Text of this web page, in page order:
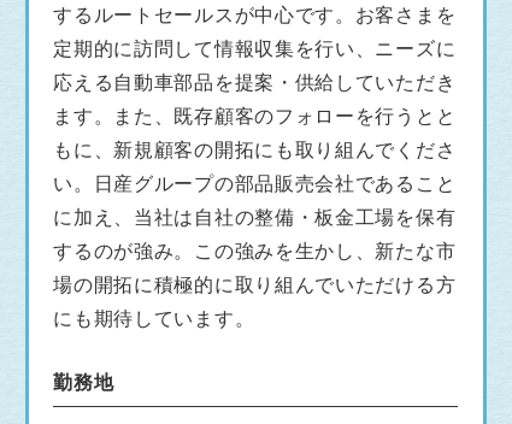
するルートセールスが中心です。お客さまを
定期的に訪問して情報収集を行い、ニーズに
応える自動車部品を提案・供給していただき
ます。また、既存顧客のフォローを行うとと
もに、新規顧客の開拓にも取り組んでくださ
い。日産グループの部品販売会社であること
に加え、当社は自社の整備・板金工場を保有
するのが強み。この強みを生かし、新たな市
場の開拓に積極的に取り組んでいただける方
にも期待しています。
勤務地